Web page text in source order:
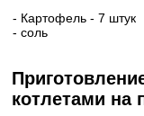
- Картофель - 7 штук
- соль
котлетами на